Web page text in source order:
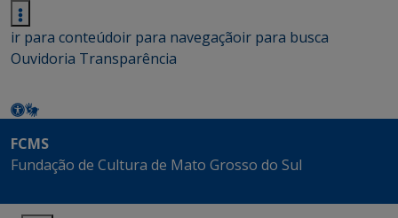
ir para conteúdoir para navegaçãoir para busca
Ouvidoria Transparência
FCMS
Fundação de Cultura de Mato Grosso do Sul